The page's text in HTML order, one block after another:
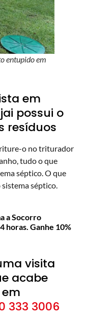
entupido em
em
possui o
resíduos
o no triturador
tudo o que
séptico. O que
séptico.
a Socorro
horas. Ganhe 10%
visita
acabe
333 3006